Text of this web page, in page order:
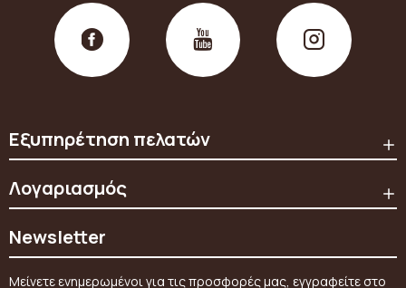
Εξυπηρέτηση πελατών
Λογαριασμός
Newsletter
Μείνετε ενημερωμένοι για τις προσφορές μας, εγγραφείτε στο